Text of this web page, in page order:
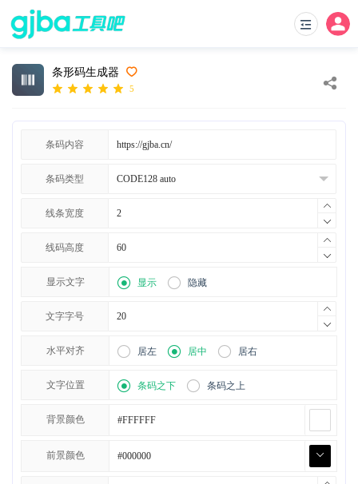
条形码生成器
5
条码内容
条码类型
线条宽度
线码高度
显示文字 显示 隐藏
文字字号
水平对齐 居左 居中 居右
文字位置 条码之下 条码之上
背景颜色
前景颜色